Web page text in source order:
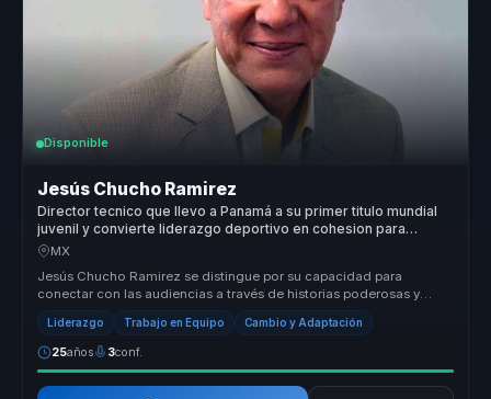
Disponible
Jesús Chucho Ramirez
Director tecnico que llevo a Panamá a su primer titulo mundial
juvenil y convierte liderazgo deportivo en cohesion para
equipos.
MX
Jesús Chucho Ramirez se distingue por su capacidad para
conectar con las audiencias a través de historias poderosas y
lecciones aprendida...
Liderazgo Trabajo en Equipo Cambio y Adaptación
25años 3conf.